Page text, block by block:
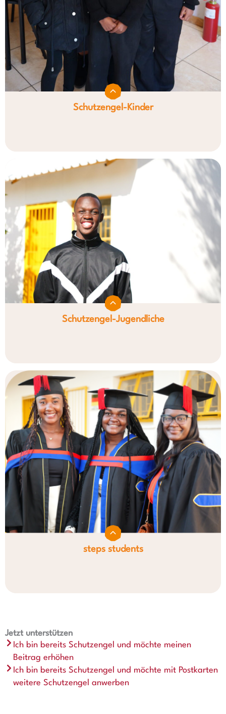
Schutzengel-Kinder
Schutzengel-Jugendliche
steps students
Jetzt unterstützen
Ich bin bereits Schutzengel und möchte meinen
Beitrag erhöhen
Ich bin bereits Schutzengel und möchte mit Postkarten
weitere Schutzengel anwerben